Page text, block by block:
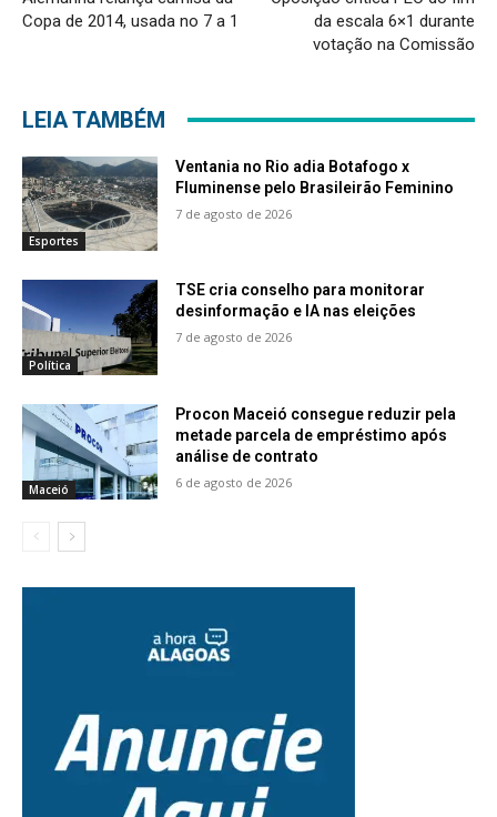
Copa de 2014, usada no 7 a 1
da escala 6×1 durante
votação na Comissão
LEIA TAMBÉM
Esportes
Ventania no Rio adia Botafogo x
Fluminense pelo Brasileirão Feminino
7 de agosto de 2026
Política
TSE cria conselho para monitorar
desinformação e IA nas eleições
7 de agosto de 2026
Maceió
Procon Maceió consegue reduzir pela
metade parcela de empréstimo após
análise de contrato
6 de agosto de 2026